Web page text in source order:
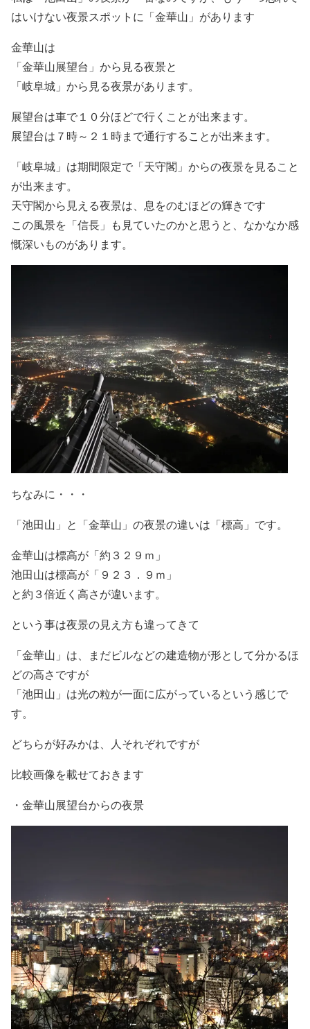
はいけない夜景スポットに「金華山」があります
金華山は
「金華山展望台」から見る夜景と
「岐阜城」から見る夜景があります。
展望台は車で１０分ほどで行くことが出来ます。
展望台は７時～２１時まで通行することが出来ます。
「岐阜城」は期間限定で「天守閣」からの夜景を見ること
が出来ます。
天守閣から見える夜景は、息をのむほどの輝きです
この風景を「信長」も見ていたのかと思うと、なかなか感
慨深いものがあります。
ちなみに・・・
「池田山」と「金華山」の夜景の違いは「標高」です。
金華山は標高が「約３２９ｍ」
池田山は標高が「９２３．９ｍ」
と約３倍近く高さが違います。
という事は夜景の見え方も違ってきて
「金華山」は、まだビルなどの建造物が形として分かるほ
どの高さですが
「池田山」は光の粒が一面に広がっているという感じで
す。
どちらが好みかは、人それぞれですが
比較画像を載せておきます
・金華山展望台からの夜景